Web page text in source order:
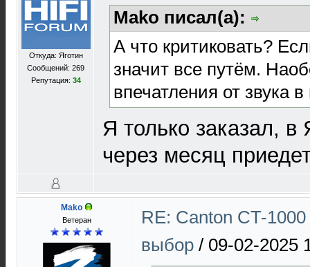
Откуда: Яготин
Сообщений: 269
Репутация: 34
Mako писал(а):
А что критиковать?
значит все путём.
впечатления от звука
Я только заказал, в
через месяц
Mako
Ветеран
RE: Canton CT-
выбор / 09-02-2025